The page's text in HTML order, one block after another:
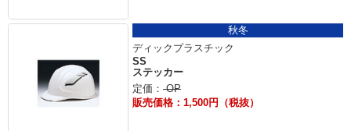
秋冬
ディックプラスチック
SS
ステッカー
定価： OP
販売価格：1,500円（税抜）